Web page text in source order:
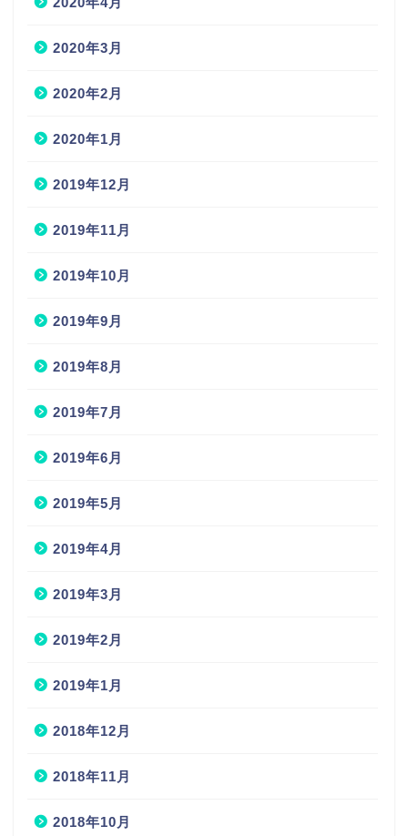
2020年3月
2020年2月
2020年1月
2019年12月
2019年11月
2019年10月
2019年9月
2019年8月
2019年7月
2019年6月
2019年5月
2019年4月
2019年3月
2019年2月
2019年1月
2018年12月
2018年11月
2018年10月